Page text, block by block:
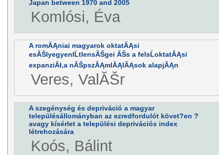
Japan between 1970 and 2005
Komlósi, Éva
A romĂĄniai magyarok oktatĂĄsi
esĂŠlyegyenlĹtlensĂŠgei ĂŠs a felsĹoktatĂĄsi
expanziĂł,a nĂŠpszĂĄmlĂĄlĂĄsok alapjĂĄn
Veres, ValĂŠr
A szegénység és depriváció a magyar
településállományban az ezredfordulót követ?en ?
avagy kísérlet a települési deprivációs index
létrehozására
Koós, Bálint